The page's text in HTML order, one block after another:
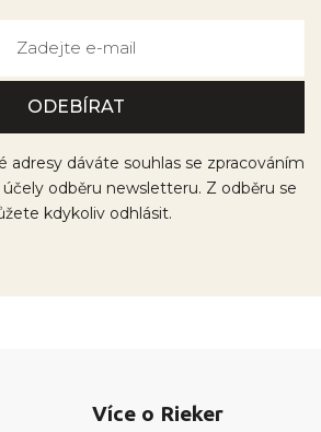
adresy dáváte souhlas se zpracováním
odběru newsletteru. Z odběru se
kdykoliv odhlásit.
Více o Rieker